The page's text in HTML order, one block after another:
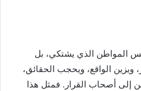
المواطن الذي يشتكي، بل
ويزين الواقع، ويحجب الحقائق،
إلى أصحاب القرار. فمثل هذا